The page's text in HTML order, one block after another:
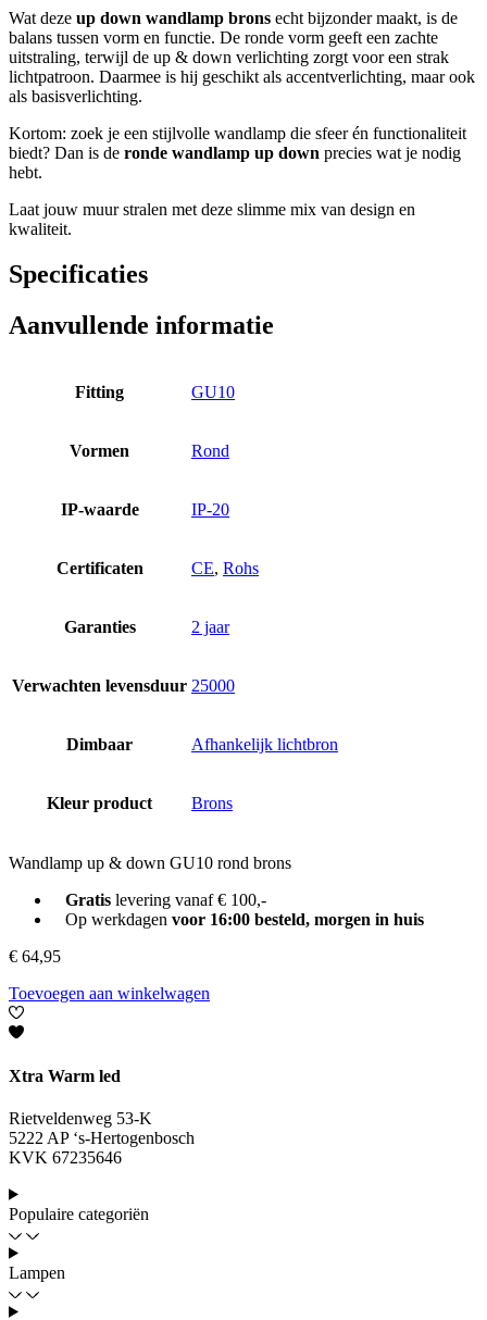
Wat deze up down wandlamp brons echt bijzonder maakt, is de
balans tussen vorm en functie. De ronde vorm geeft een zachte
uitstraling, terwijl de up & down verlichting zorgt voor een strak
lichtpatroon. Daarmee is hij geschikt als accentverlichting, maar ook
als basisverlichting.
Kortom: zoek je een stijlvolle wandlamp die sfeer én functionaliteit
biedt? Dan is de ronde wandlamp up down precies wat je nodig
hebt.
Laat jouw muur stralen met deze slimme mix van design en
kwaliteit.
Specificaties
Aanvullende informatie
Fitting GU10
Vormen Rond
IP-waarde IP-20
Certificaten CE, Rohs
Garanties 2 jaar
Verwachten levensduur 25000
Dimbaar Afhankelijk lichtbron
Kleur product Brons
Wandlamp up & down GU10 rond brons
Gratislevering vanaf € 100,-
Op werkdagen voor 16:00 besteld, morgen in huis
€ 64,95
Toevoegen aan winkelwagen
Xtra Warm led
Rietveldenweg 53-K
5222 AP ‘s-Hertogenbosch
KVK 67235646
Populaire categoriën
Lampen